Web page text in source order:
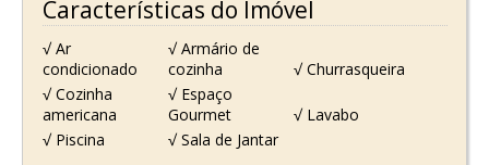
Características do Imóvel
√ Ar
condicionado
√ Armário de
cozinha
√ Churrasqueira
√ Cozinha
americana
√ Espaço
Gourmet
√ Lavabo
√ Piscina
√ Sala de Jantar